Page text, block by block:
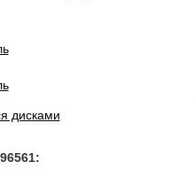
дисками